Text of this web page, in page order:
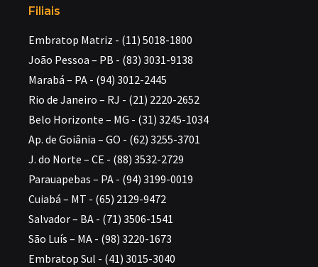
Filiais
Embratop Matriz - (11) 5018-1800
João Pessoa – PB - (83) 3031-9138
Marabá – PA - (94) 3012-2445
Rio de Janeiro – RJ - (21) 2220-2652
Belo Horizonte – MG - (31) 3245-1034
Ap. de Goiânia – GO - (62) 3255-3701
J. do Norte – CE - (88) 3532-2729
Parauapebas – PA - (94) 3199-0019
Cuiabá – MT - (65) 2129-9472
Salvador – BA - (71) 3506-1541
São Luís – MA - (98) 3220-1673
Embratop Sul - (41) 3015-3040